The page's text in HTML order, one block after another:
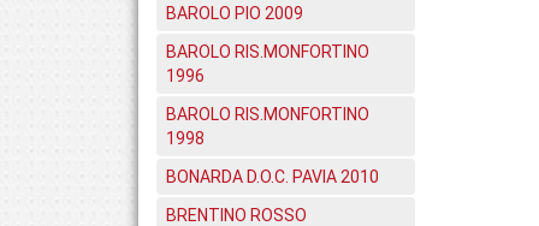
BAROLO PIO 2009
BAROLO RIS.MONFORTINO
1996
BAROLO RIS.MONFORTINO
1998
BONARDA D.O.C. PAVIA 2010
BRENTINO ROSSO